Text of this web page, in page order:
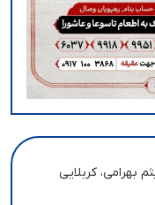
بهرامی، کربلایی